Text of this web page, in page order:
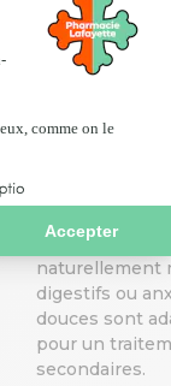
naturellement
digestifs ou
douces sont
pour un
secondaires.